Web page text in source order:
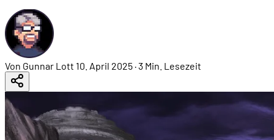
Von Gunnar Lott 10. April 2025 ·3 Min. Lesezeit